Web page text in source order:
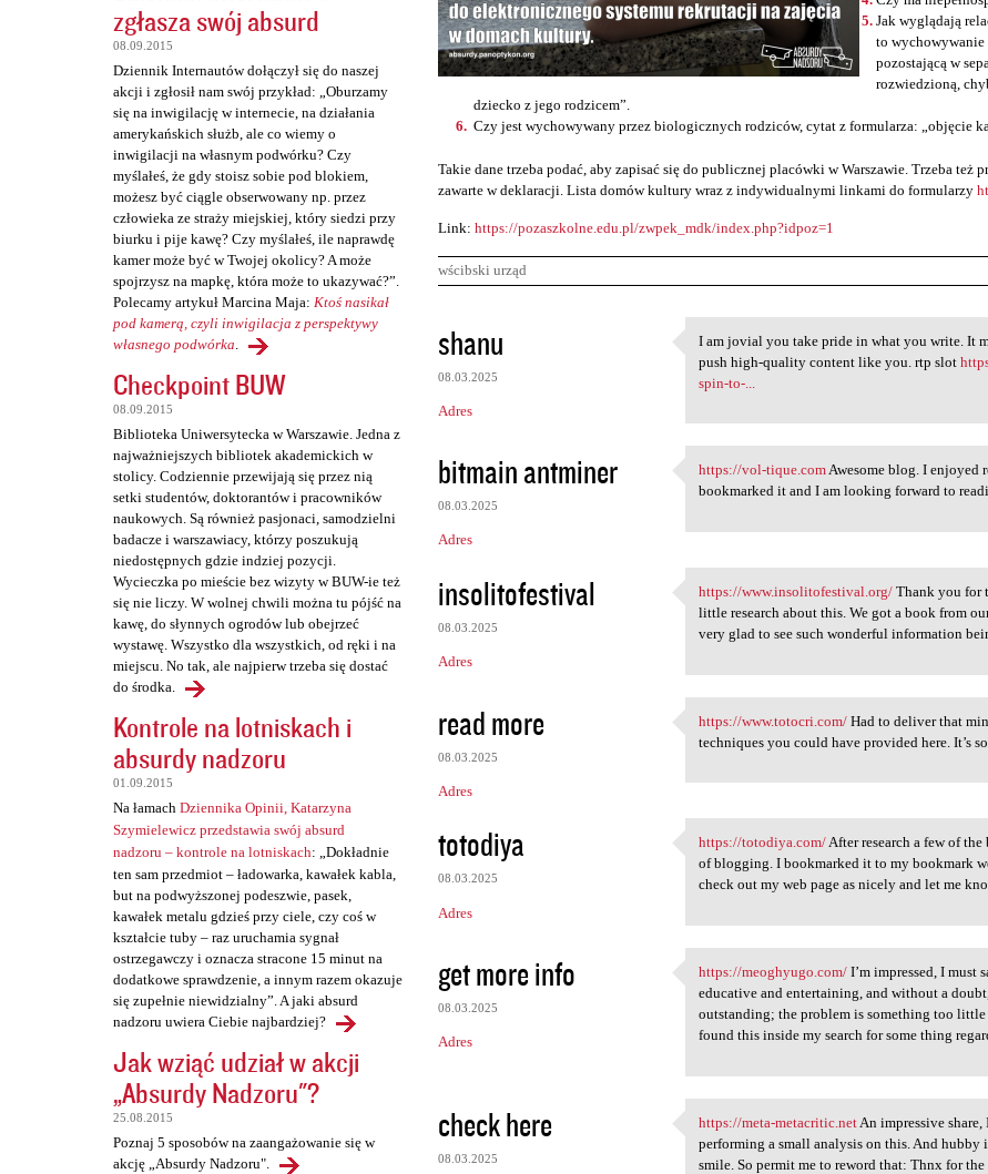
zgłasza swój absurd
08.09.2015
Dziennik Internautów dołączył się do naszej
akcji i zgłosił nam swój przykład: „Oburzamy
się na inwigilację w internecie, na działania
amerykańskich służb, ale co wiemy o
inwigilacji na własnym podwórku? Czy
myślałeś, że gdy stoisz sobie pod blokiem,
możesz być ciągle obserwowany np. przez
człowieka ze straży miejskiej, który siedzi przy
biurku i pije kawę? Czy myślałeś, ile naprawdę
kamer może być w Twojej okolicy? A może
spojrzysz na mapkę, która może to ukazywać?”.
Polecamy artykuł Marcina Maja: Ktoś nasikał
pod kamerą, czyli inwigilacja z perspektywy
własnego podwórka.
Checkpoint BUW
08.09.2015
Biblioteka Uniwersytecka w Warszawie. Jedna z
najważniejszych bibliotek akademickich w
stolicy. Codziennie przewijają się przez nią
setki studentów, doktorantów i pracowników
naukowych. Są również pasjonaci, samodzielni
badacze i warszawiacy, którzy poszukują
niedostępnych gdzie indziej pozycji.
Wycieczka po mieście bez wizyty w BUW-ie też
się nie liczy. W wolnej chwili można tu pójść na
kawę, do słynnych ogrodów lub obejrzeć
wystawę. Wszystko dla wszystkich, od ręki i na
miejscu. No tak, ale najpierw trzeba się dostać
do środka.
Kontrole na lotniskach i
absurdy nadzoru
01.09.2015
Na łamach Dziennika Opinii, Katarzyna
Szymielewicz przedstawia swój absurd
nadzoru – kontrole na lotniskach: „Dokładnie
ten sam przedmiot – ładowarka, kawałek kabla,
but na podwyższonej podeszwie, pasek,
kawałek metalu gdzieś przy ciele, czy coś w
kształcie tuby – raz uruchamia sygnał
ostrzegawczy i oznacza stracone 15 minut na
dodatkowe sprawdzenie, a innym razem okazuje
się zupełnie niewidzialny”. A jaki absurd
nadzoru uwiera Ciebie najbardziej?
Jak wziąć udział w akcji
„Absurdy Nadzoru"?
25.08.2015
Poznaj 5 sposobów na zaangażowanie się w
akcję „Absurdy Nadzoru".
Jak wyglądają
to wychowywanie
pozostającą w
rozwiedzioną,
dziecko z jego rodzicem”.
Czy jest wychowywany przez biologicznych rodziców, cytat z formularza: „objęcie
Takie dane trzeba podać, aby zapisać się do publicznej placówki w Warszawie. Trzeba
zawarte w deklaracji. Lista domów kultury wraz z indywidualnymi linkami do formularzy
Link: https://pozaszkolne.edu.pl/zwpek_mdk/index.php?idpoz=1
wścibski urząd
K
o
m
e
n
t
a
r
z
e
shanu
08.03.2025
Adres
I am jovial you take pride in
I am jovial you take pride in what you write. It
push high-quality content like you. rtp slot
spin-to-...
bitmain antminer
08.03.2025
Adres
https://vol-tique.com Awesome
https://vol-tique.comAwesome blog. I enjoyed
bookmarked it and I am looking forward to
insolitofestival
08.03.2025
Adres
https://www.insolitofestival
https://www.insolitofestival.org/ Thank you for
little research about this. We got a book from
very glad to see such wonderful information
read more
08.03.2025
Adres
https://www.totocri.com/ Had
https://www.totocri.com/ Had to deliver that
techniques you could have provided here. It’s
totodiya
08.03.2025
Adres
https://totodiya.com/ After
https://totodiya.com/After research a few of
of blogging. I bookmarked it to my bookmark
check out my web page as nicely and let me
get more info
08.03.2025
Adres
https://meoghyugo.com/ I’m
https://meoghyugo.com/ I’m impressed, I must
educative and entertaining, and without a
outstanding; the problem is something too
found this inside my search for some thing
check here
08.03.2025
https://meta-metacritic.net
https://meta-metacritic.net An impressive
performing a small analysis on this. And hubby
smile. So permit me to reword that: Thnx for